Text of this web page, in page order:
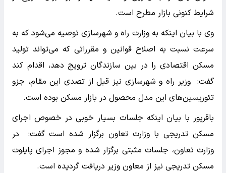
شرایط کنونی بازار مطرح است.
وی با بیان اینکه به وزارت راه و شهرسازی توصیه می‌شود که به
سرعت نسبت به اصلاح قوانین و مقرراتی که می‌تواند تولید
مسکن اقتصادی را در بین سازندگان ترویج دهد، اقدام کند
گفت: وزیر راه و شهرسازی نیز قبل از تصدی این مقام، جزو
تئوریسین‌های این مدل محصول در بازار مسکن بوده است.
باقرپور با بیان اینکه جلسات بسیار خوبی در خصوص اجرای
مسکن تدریجی با وزارت تعاون برگزار شده است گفت: در
وزارت تعاون، جلسات مثبتی برگزار شده و مجوز اجرای پایلوت
مسکن تدریجی نیز از معاون وزیر دریافت گردیده است.